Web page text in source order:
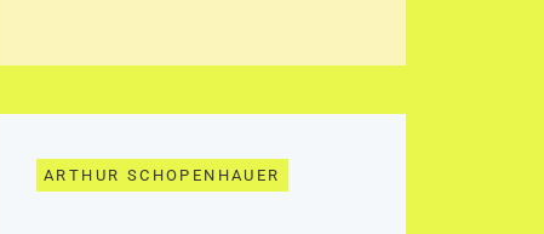
ARTHUR SCHOPENHAUER